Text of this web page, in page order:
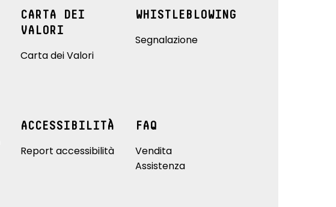
CARTA DEI
VALORI
Carta dei Valori
WHISTLEBLOWING
Segnalazione
ACCESSIBILITÀ
Report accessibilità
FAQ
Vendita
Assistenza